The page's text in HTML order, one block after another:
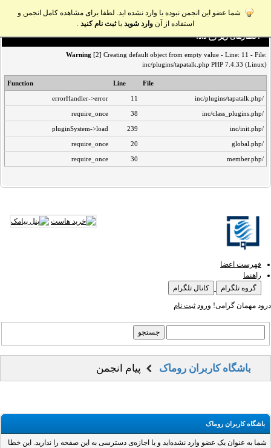
شما عضو این انجمن نبوده یا وارد نشده اید. لطفا برای مشاهده کامل انجمن و
استفاده از آن وارد شوید یاثبت نام کنید .
اخطار‌های زیر رخ داد:
Warning [2] Creating default object from empty value - Line: 11 - File:
inc/plugins/tapatalk.php PHP 7.4.33 (Linux)
File
Line
Function
/inc/plugins/tapatalk.php
11
errorHandler->error
/inc/class_plugins.php
38
require_once
/inc/init.php
239
pluginSystem->load
/global.php
20
require_once
/member.php
30
require_once
فهرست اعضا
راهنما
گروه تلگرام
کانال تلگرام
درود مهمان گرامی! ورود ثبت نام
باشگاه کاربران روماک پیام انجمن
باشگاه کاربران روماک
شما به عنوان یک عضو وارد نشده‌اید و یا اجازه‌ی دسترسی به این صفحه را ندارید. این خطا